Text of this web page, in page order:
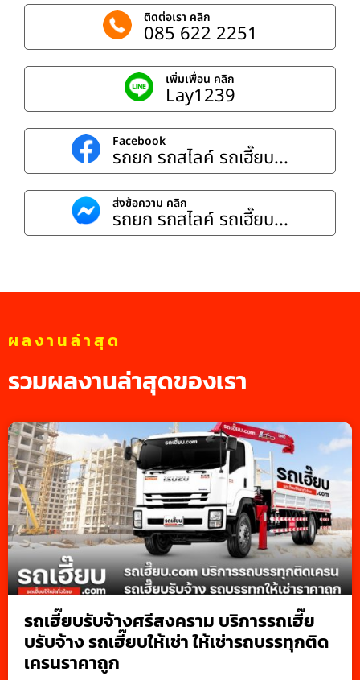
ติดต่อเรา คลิก
085 622 2251
เพิ่มเพื่อน คลิก
Lay1239
Facebook
รถยก รถสไลค์ รถเฮี๊ยบ...
ส่งข้อความ คลิก
รถยก รถสไลค์ รถเฮี๊ยบ...
ผลงานล่าสุด
รวมผลงานล่าสุดของเรา
รถเฮี๊ยบรับจ้างศรีสงคราม บริการรถเฮี๊ย
บรับจ้าง รถเฮี๊ยบให้เช่า ให้เช่ารถบรรทุกติด
เครนราคาถูก